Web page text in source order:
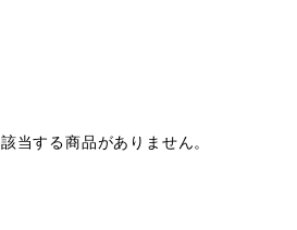
該当する商品がありません。